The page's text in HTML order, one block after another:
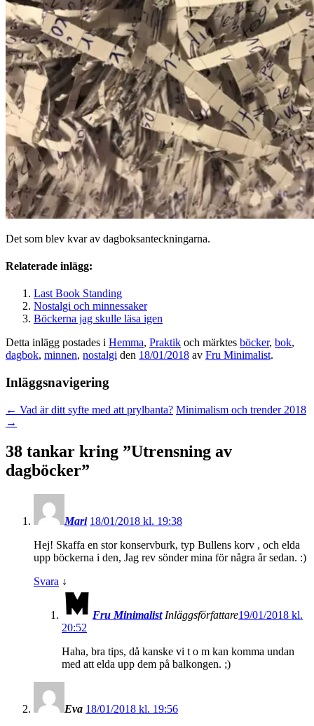
Det som blev kvar av dagboksanteckningarna.
Relaterade inlägg:
Last Book Standing
Nostalgi och minnessaker
Böckerna jag skulle läsa igen
Detta inlägg postades i Hemma, Praktik och märktes böcker, bok,
dagbok, minnen, nostalgi den 18/01/2018 av Fru Minimalist.
Inläggsnavigering
← Vad är ditt syfte med att prylbanta? Minimalism och trender 2018
→
38 tankar kring ”Utrensning av
dagböcker”
Mari 18/01/2018 kl. 19:38
Hej! Skaffa en stor konservburk, typ Bullens korv , och elda
upp böckerna i den, Jag rev sönder mina för några år sedan. :)
Svara ↓
Fru Minimalist Inläggsförfattare19/01/2018 kl.
20:52
Haha, bra tips, då kanske vi t o m kan komma undan
med att elda upp dem på balkongen. ;)
Eva 18/01/2018 kl. 19:56